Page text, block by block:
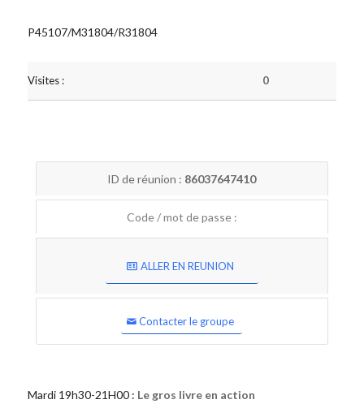
P45107/M31804/R31804
Visites : 0
ID de réunion : 86037647410
Code / mot de passe :
ALLER EN REUNION
Contacter le groupe
Mardi 19h30-21H00 : Le gros livre en action